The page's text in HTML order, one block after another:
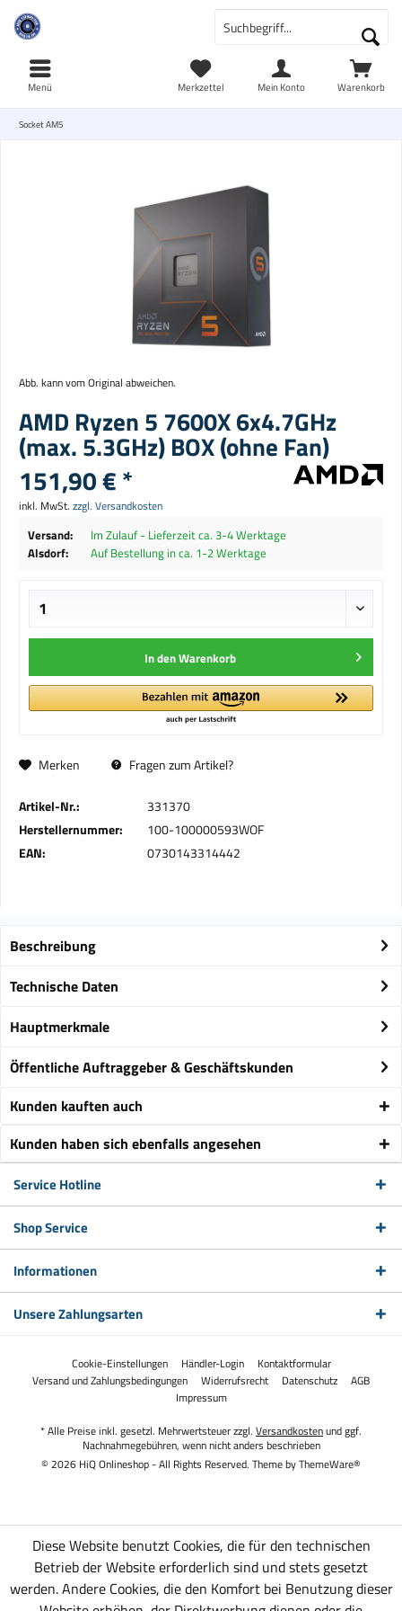
Warenkorb
Merkzettel Mein Konto
Menü
Socket AM5
Abb. kann vom Original abweichen.
AMD Ryzen 5 7600X 6x4.7GHz
(max. 5.3GHz) BOX (ohne Fan)
151,90 € *
inkl. MwSt. zzgl. Versandkosten
Versand:
Im Zulauf - Lieferzeit ca. 3-4 Werktage
Alsdorf:
Auf Bestellung in ca. 1-2 Werktage
In denWarenkorb
Merken Fragen zum Artikel?
Artikel-Nr.:
331370
Herstellernummer:
100-100000593WOF
EAN:
0730143314442
Beschreibung
Technische Daten
Hauptmerkmale
Öffentliche Auftraggeber & Geschäftskunden
Kunden kauften auch
Kunden haben sich ebenfalls angesehen
Service Hotline
Shop Service
Informationen
Unsere Zahlungsarten
Cookie-Einstellungen Händler-Login
Kontaktformular
Versand und Zahlungsbedingungen
Widerrufsrecht Datenschutz
AGB
Impressum
* Alle Preise inkl. gesetzl. Mehrwertsteuer zzgl. Versandkostenund ggf.
Nachnahmegebühren, wenn nicht anders beschrieben
© 2026 HiQ Onlineshop - All Rights Reserved. Theme byThemeWare®
Diese Website benutzt Cookies, die für den technischen
Betrieb der Website erforderlich sind und stets gesetzt
werden. Andere Cookies, die den Komfort bei Benutzung dieser